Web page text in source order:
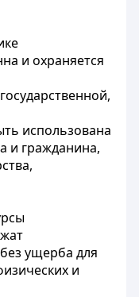
и охраняется
использована
и гражданина,
ущерба для
и